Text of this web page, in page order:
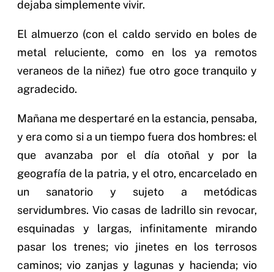
dejaba simplemente vivir.
El almuerzo (con el caldo servido en boles de
metal reluciente, como en los ya remotos
veraneos de la niñez) fue otro goce tranquilo y
agradecido.
Mañana me despertaré en la estancia, pensaba,
y era como si a un tiempo fuera dos hombres: el
que avanzaba por el día otoñal y por la
geografía de la patria, y el otro, encarcelado en
un sanatorio y sujeto a metódicas
servidumbres. Vio casas de ladrillo sin revocar,
esquinadas y largas, infinitamente mirando
pasar los trenes; vio jinetes en los terrosos
caminos; vio zanjas y lagunas y hacienda; vio